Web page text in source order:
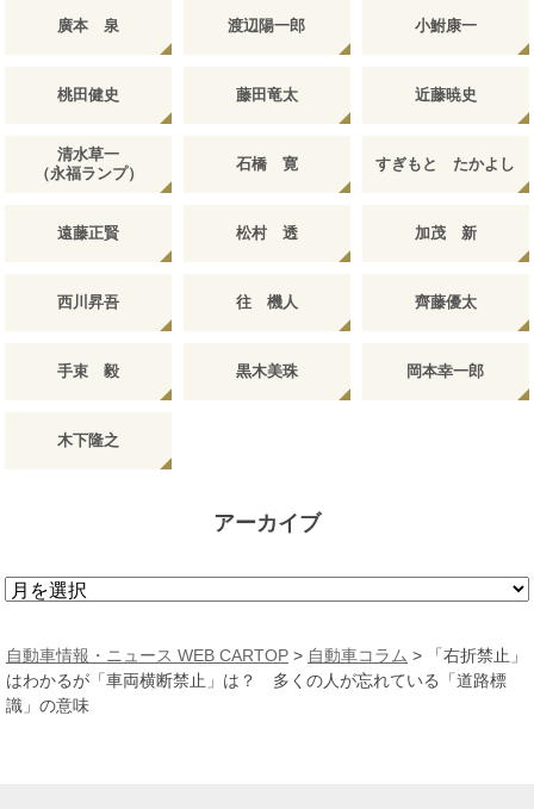
廣本 泉 渡辺陽一郎 小鮒康一
桃田健史 藤田竜太 近藤暁史
清水草一
（永福ランプ）
石橋 寛 すぎもと たかよし
遠藤正賢 松村 透 加茂 新
西川昇吾 往 機人 齊藤優太
手束 毅 黒木美珠 岡本幸一郎
木下隆之
アーカイブ
ア
カ
イ
ブ
自動車情報・ニュース WEB CARTOP > 自動車コラム >
「右折禁止」
はわかるが「車両横断禁止」は？ 多くの人が忘れている「道路標
識」の意味